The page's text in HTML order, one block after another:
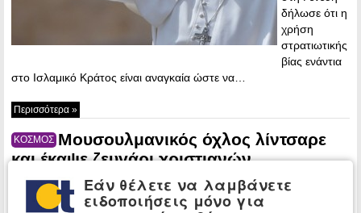
δήλωσε ότι η
χρήση
στρατιωτικής
βίας ενάντια
στο Ισλαμικό Κράτος είναι αναγκαία ώστε να…
Περισσότερα »
ΚΟΣΜΟΣ Μουσουλμανικός όχλος λίντσαρε
και έκαψε ζευγάρι χριστιανών
(φωτογραφίες)Εάν θέλετε να λαμβάνετε
ειδοποιήσεις μόνο για